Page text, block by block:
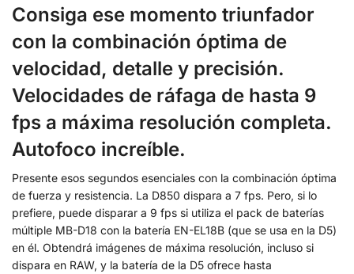
Consiga ese momento triunfador
con la combinación óptima de
velocidad, detalle y precisión.
Velocidades de ráfaga de hasta 9
fps a máxima resolución completa.
Autofoco increíble.
Presente esos segundos esenciales con la combinación óptima
de fuerza y resistencia. La D850 dispara a 7 fps. Pero, si lo
prefiere, puede disparar a 9 fps si utiliza el pack de baterías
múltiple MB-D18 con la batería EN-EL18B (que se usa en la D5)
en él. Obtendrá imágenes de máxima resolución, incluso si
dispara en RAW, y la batería de la D5 ofrece hasta